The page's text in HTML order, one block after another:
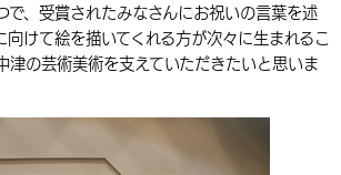
） 中国語（簡体字）
字） 韓国語（한국어）
組織案内
生涯学習・スポーツ・人権
子どもを預ける
健康・医療
スポットを探す
四季のイベント・祭り
広報・広聴
、受賞されたみなさんにお祝いの言葉を述
向けて絵を描いてくれる方が次々に生まれるこ
津の芸術美術を支えていただきたいと思いま